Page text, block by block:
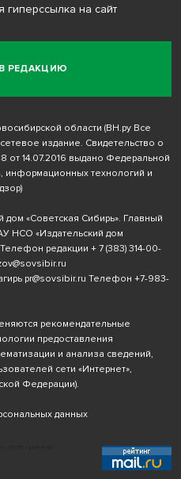
РЕДАКЦИЮ
гиперссылка на сайт
области (ВН.ру Все
издание. Свидетельство о
14.07.2016 выдано Федеральной
информационных технологий и
«Советская Сибирь». Главный
НСО «Издательский дом
редакции + 7 (383) 314-00-
pr@sovsibir.ru Телефон +7-983-
рекомендательные
предоставления
и анализа сведений,
сети «Интернет»,
Федерации).
данных